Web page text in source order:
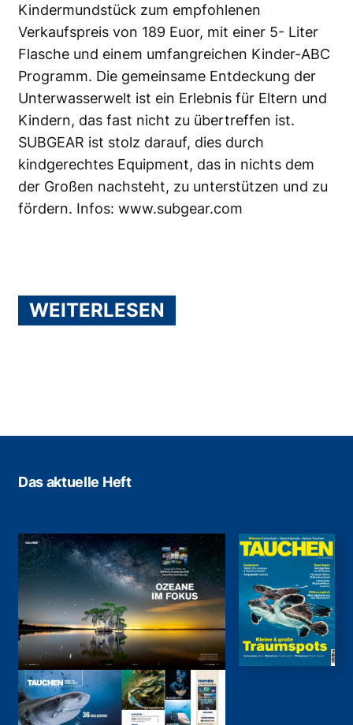
Kindermundstück zum empfohlenen
Verkaufspreis von 189 Euor, mit einer 5- Liter
Flasche und einem umfangreichen Kinder-ABC
Programm. Die gemeinsame Entdeckung der
Unterwasserwelt ist ein Erlebnis für Eltern und
Kindern, das fast nicht zu übertreffen ist.
SUBGEAR ist stolz darauf, dies durch
kindgerechtes Equipment, das in nichts dem
der Großen nachsteht, zu unterstützen und zu
fördern. Infos: www.subgear.com
WEITERLESEN
Das aktuelle Heft